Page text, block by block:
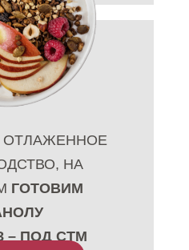
ОТЛАЖЕННОЕ
НА
ГОТОВИМ
– ПОД СТМ